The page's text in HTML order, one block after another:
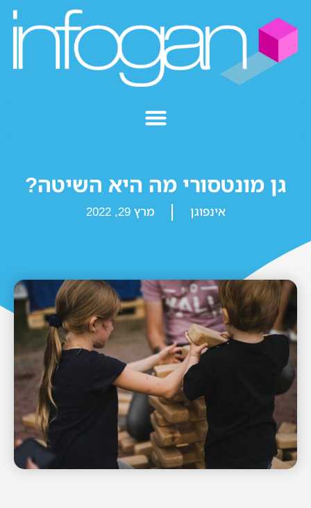
גן מונטסורי מה היא השיטה?
אינפוגן מרץ 29, 2022